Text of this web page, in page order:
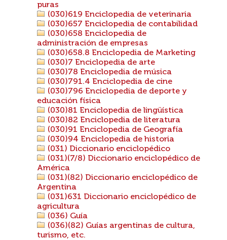
puras
(030)619 Enciclopedia de veterinaria
(030)657 Enciclopedia de contabilidad
(030)658 Enciclopedia de
administración de empresas
(030)658.8 Enciclopedia de Marketing
(030)7 Enciclopedia de arte
(030)78 Enciclopedia de música
(030)791.4 Enciclopedia de cine
(030)796 Enciclopedia de deporte y
educación física
(030)81 Enciclopedia de lingüística
(030)82 Enciclopedia de literatura
(030)91 Enciclopedia de Geografía
(030)94 Enciclopedia de historia
(031) Diccionario enciclopédico
(031)(7/8) Diccionario enciclopédico de
América
(031)(82) Diccionario enciclopédico de
Argentina
(031)631 Diccionario enciclopédico de
agricultura
(036) Guía
(036)(82) Guías argentinas de cultura,
turismo, etc.